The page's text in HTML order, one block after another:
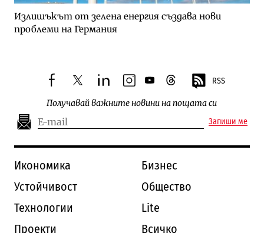
Излишъкът от зелена енергия създава нови
проблеми на Германия
facebooktwitterlinkedininstagram
youtubethreads RSS
Получавай важните новини на пощата си
Запиши ме
Икономика
Бизнес
Устойчивост
Общество
Технологии
Lite
Проекти
Всичко